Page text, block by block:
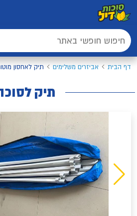
דף הבית אביזרים משלימים תיק לאחסון
תיק